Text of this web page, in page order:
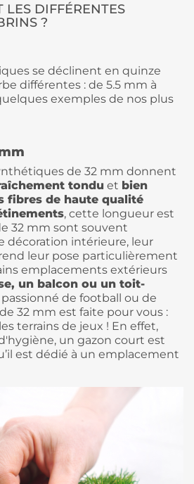
LES DIFFÉRENTES
?
se déclinent en quinze
différentes : de 5.5 mm à
exemples de nos plus
de 32 mm donnent
tondu et bien
fibres de haute qualité
, cette longueur est
32 mm sont souvent
décoration intérieure, leur
leur pose particulièrement
emplacements extérieurs
un balcon ou un toit-
de football ou de
32 mm est faite pour vous :
terrains de jeux ! En effet,
un gazon court est
est dédié à un emplacement